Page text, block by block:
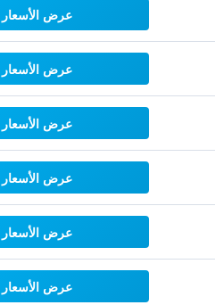
عرض الأسعار
عرض الأسعار
عرض الأسعار
عرض الأسعار
عرض الأسعار
عرض الأسعار